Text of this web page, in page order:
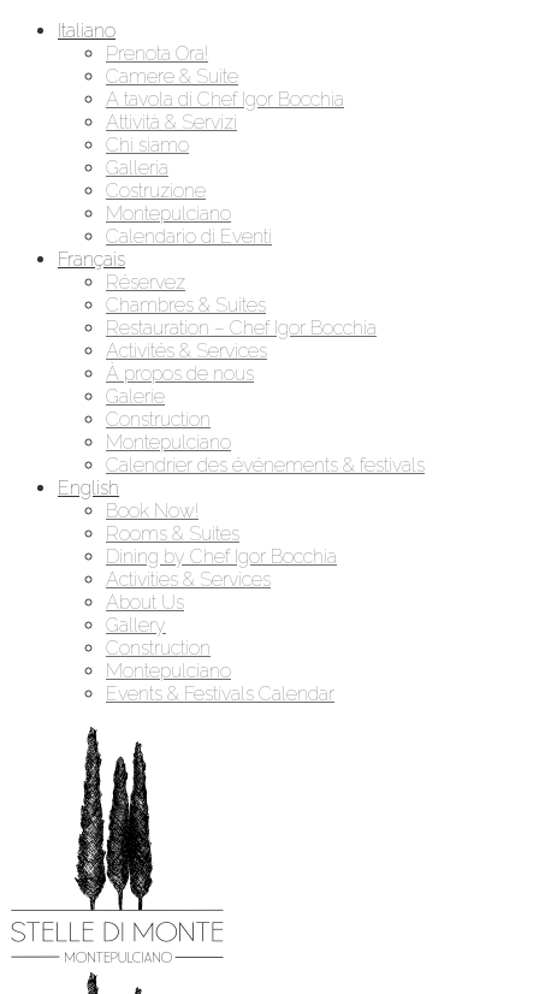
Passa
contenuto
Italiano
Prenota Ora!
Camere & Suite
A tavola di Chef Igor Bocchia
Attività & Servizi
Chi siamo
Galleria
Costruzione
Montepulciano
Calendario di Eventi
Français
Réservez
Chambres & Suites
Restauration – Chef Igor Bocchia
Activités & Services
À propos de nous
Galerie
Construction
Montepulciano
Calendrier des événements & festivals
English
Book Now!
Rooms & Suites
Dining by Chef Igor Bocchia
Activities & Services
About Us
Gallery
Construction
Montepulciano
Events & Festivals Calendar